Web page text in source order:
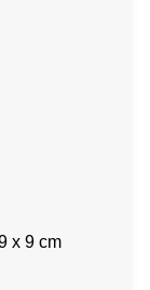
x 9 cm